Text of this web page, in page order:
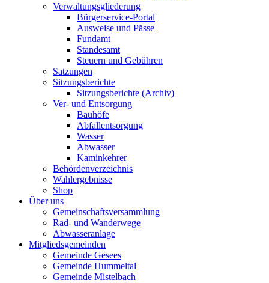
Verwaltungsgliederung
Bürgerservice-Portal
Ausweise und Pässe
Fundamt
Standesamt
Steuern und Gebühren
Satzungen
Sitzungsberichte
Sitzungsberichte (Archiv)
Ver- und Entsorgung
Bauhöfe
Abfallentsorgung
Wasser
Abwasser
Kaminkehrer
Behördenverzeichnis
Wahlergebnisse
Shop
Über uns
Gemeinschaftsversammlung
Rad- und Wanderwege
Abwasseranlage
Mitgliedsgemeinden
Gemeinde Gesees
Gemeinde Hummeltal
Gemeinde Mistelbach